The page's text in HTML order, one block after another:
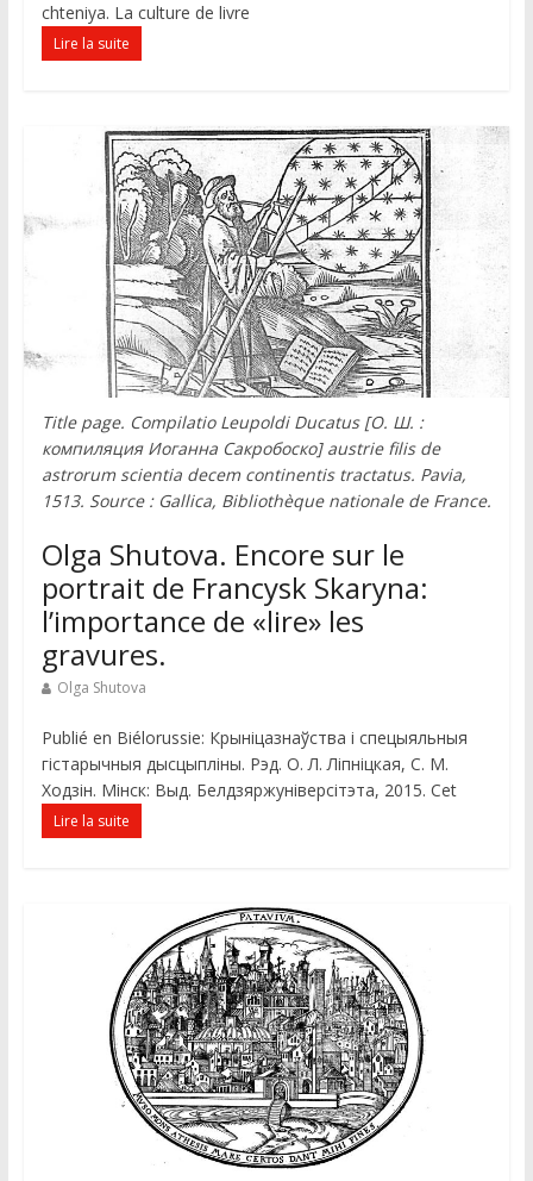
chteniya. La culture de livre
Lire la suite
Title page. Compilatio Leupoldi Ducatus [О. Ш. :
компиляция Иоганна Сакробоско] austrie filis de
astrorum scientia decem continentis tractatus. Pavia,
1513. Source : Gallica, Bibliothèque nationale de France.
Olga Shutova. Encore sur le
portrait de Francysk Skaryna:
l’importance de «lire» les
gravures.
Olga Shutova
Publié en Biélorussie: Крынiцазнаўства i спецыяльныя
гiстарычныя дысцыплiны. Рэд. О. Л. Лiпнiцкая, С. М.
Ходзiн. Мiнск: Выд. Белдзяржунiверсiтэта, 2015. Cet
Lire la suite